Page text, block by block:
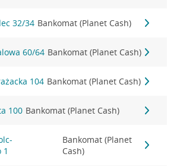
32/34 Bankomat (Planet Cash)
60/64 Bankomat (Planet Cash)
104 Bankomat (Planet Cash)
100 Bankomat (Planet Cash)
1
Bankomat (Planet
Cash)